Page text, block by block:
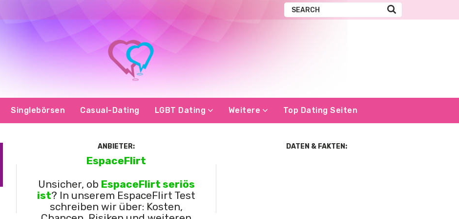
Singlebörsen Casual-Dating LGBT Dating Weitere Top Dating Seiten
ANBIETER:
EspaceFlirt
Unsicher, ob EspaceFlirt seriös
ist? In unserem EspaceFlirt Test
schreiben wir über: Kosten,
DATEN & FAKTEN: